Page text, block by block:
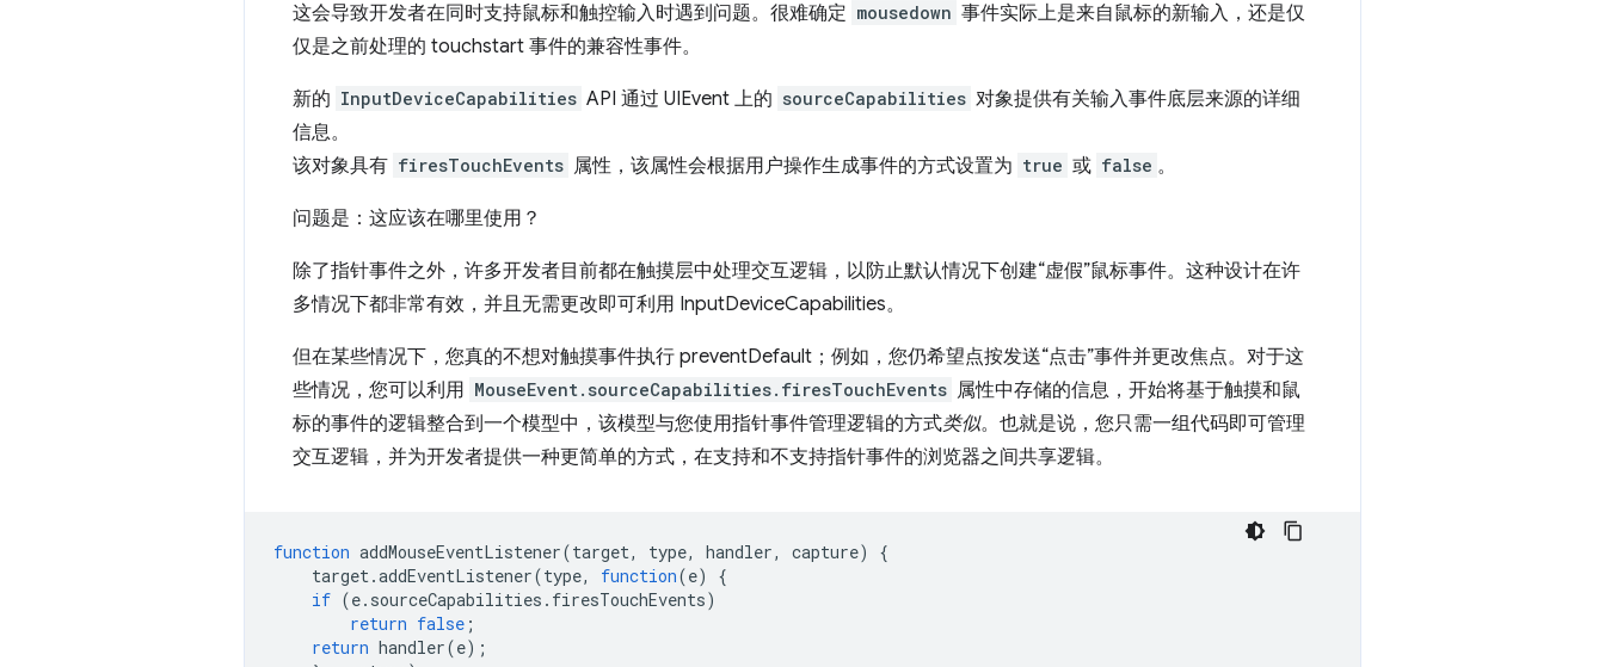
这会导致开发者在同时支持鼠标和触控输入时遇到问题。很难确定 mousedown 事件实际上是来自鼠标的新输入，还是仅
仅是之前处理的 touchstart 事件的兼容性事件。
新的 InputDeviceCapabilities API 通过 UIEvent 上的 sourceCapabilities 对象提供有关输入事件底层来源的详细
信息。
该对象具有 firesTouchEvents 属性，该属性会根据用户操作生成事件的方式设置为 true 或 false 。
问题是：这应该在哪里使用？
除了指针事件之外，许多开发者目前都在触摸层中处理交互逻辑，以防止默认情况下创建“虚假”鼠标事件。这种设计在许
多情况下都非常有效，并且无需更改即可利用 InputDeviceCapabilities。
但在某些情况下，您真的不想对触摸事件执行 preventDefault；例如，您仍希望点按发送“点击”事件并更改焦点。对于这
些情况，您可以利用 MouseEvent.sourceCapabilities.firesTouchEvents 属性中存储的信息，开始将基于触摸和鼠
标的事件的逻辑整合到一个模型中，该模型与您使用指针事件管理逻辑的方式类似。也就是说，您只需一组代码即可管理
交互逻辑，并为开发者提供一种更简单的方式，在支持和不支持指针事件的浏览器之间共享逻辑。
function addMouseEventListener(target, type, handler, capture)
{
target.addEventListener(type, function(e)
{
if (e. sourceCapabilities . firesTouchEvents)
return false ;
return handler(e);